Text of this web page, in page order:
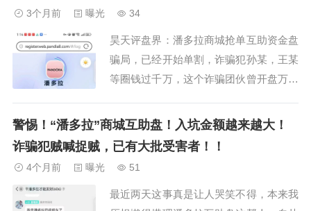
菜，持续借助互...
3个月前 曝光 34
昊天评盘界：潘多拉商城抢单互助资金盘
骗局，已经开始单割，诈骗犯孙某，王某
等圈钱过千万，这个诈骗团伙曾开盘万邦
拉商城互助盘也要崩盘跑路了，由此可以
看到这些诈骗犯不是在开盘，就是在开盘
诈骗的路上，建议受害者速度报警维权！
始撤退，也导...
警惕！“潘多拉”商城互助盘！入坑金额越来越大！
诈骗犯贼喊捉贼，已有大批受害者！！
4个月前 曝光 51
最近两天这事真是让人哭笑不得，本来我